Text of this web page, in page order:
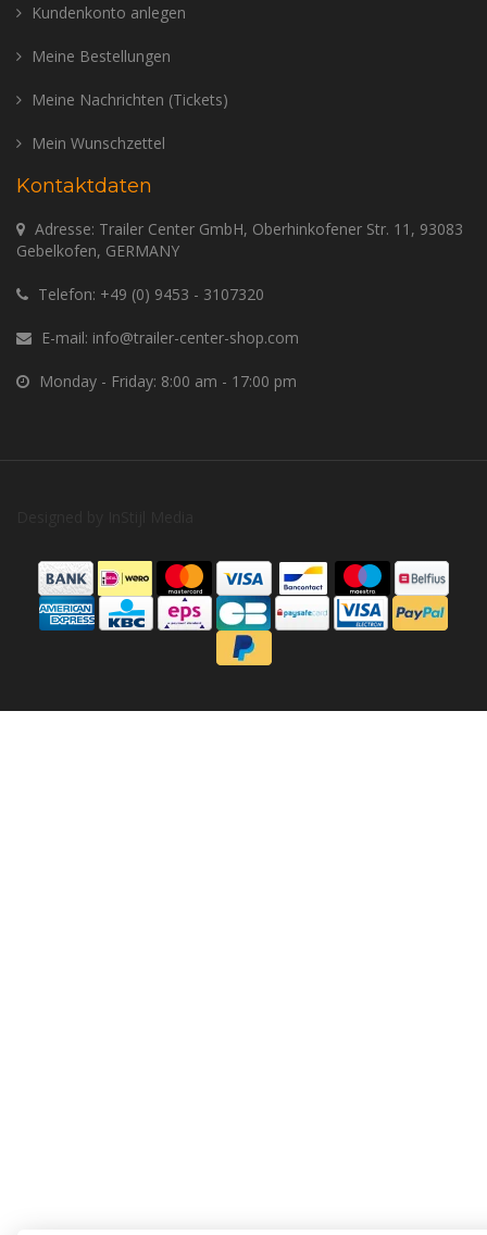
Kundenkonto anlegen
Meine Bestellungen
Meine Nachrichten (Tickets)
Mein Wunschzettel
Kontaktdaten
Adresse: Trailer Center GmbH, Oberhinkofener Str. 11, 93083
Gebelkofen, GERMANY
Telefon: +49 (0) 9453 - 3107320
E-mail: info@trailer-center-shop.com
Monday - Friday: 8:00 am - 17:00 pm